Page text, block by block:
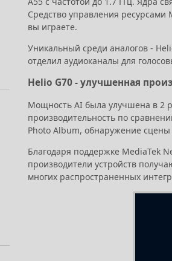
Средство управления ресурсами
вы играете.
Уникальный среди аналогов -
отделил аудиоканалы для
Helio G70 - улучшенная
Мощность AI была улучшена в 2
производительность по
Photo Album, обнаружение
Благодаря поддержке MediaTek
производители устройств
многих распространенных